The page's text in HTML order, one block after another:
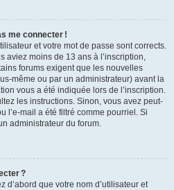
me connecter !
et votre mot de passe sont corrects.
aviez moins de 13 ans à l’inscription,
forums exigent que les nouvelles
même ou par un administrateur) avant la
vous a été indiquée lors de l’inscription.
les instructions. Sinon, vous avez peut-
l’e-mail a été filtré comme pourriel. Si
administrateur du forum.
?
d’abord que votre nom d’utilisateur et